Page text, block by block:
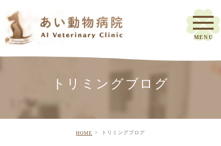
トリミングブログ
HOME トリミングブログ